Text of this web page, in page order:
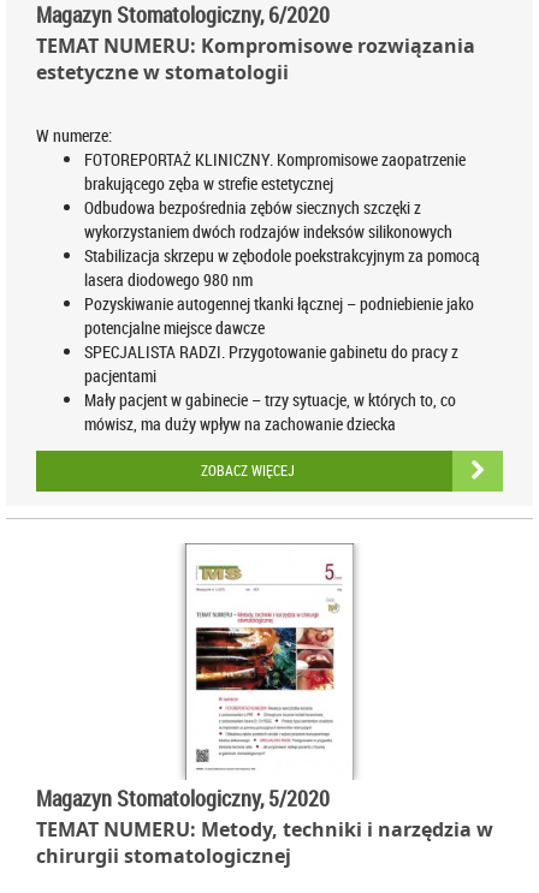
Magazyn Stomatologiczny, 6/2020
TEMAT NUMERU: Kompromisowe rozwiązania
estetyczne w stomatologii
W numerze:
FOTOREPORTAŻ KLINICZNY. Kompromisowe zaopatrzenie
brakującego zęba w strefie estetycznej
Odbudowa bezpośrednia zębów siecznych szczęki z
wykorzystaniem dwóch rodzajów indeksów silikonowych
Stabilizacja skrzepu w zębodole poekstrakcyjnym za pomocą
lasera diodowego 980 nm
Pozyskiwanie autogennej tkanki łącznej – podniebienie jako
potencjalne miejsce dawcze
SPECJALISTA RADZI. Przygotowanie gabinetu do pracy z
pacjentami
Mały pacjent w gabinecie – trzy sytuacje, w których to, co
mówisz, ma duży wpływ na zachowanie dziecka
ZOBACZ WIĘCEJ
Magazyn Stomatologiczny, 5/2020
TEMAT NUMERU: Metody, techniki i narzędzia w
chirurgii stomatologicznej